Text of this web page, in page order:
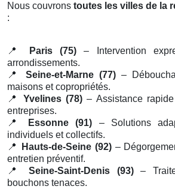
Nous couvrons toutes les villes de la
:
📍 Paris (75) – Intervention
arrondissements.
📍
Seine-et-Marne (77)–
maisons et copropriétés.
📍
Yvelines (78) – Assistance
entreprises.
📍
Essonne (91) – Solutions
individuels et collectifs.
📍
Hauts-de-Seine (92)–
entretien préventif.
📍
Seine-Saint-Denis (93)–
bouchons tenaces.